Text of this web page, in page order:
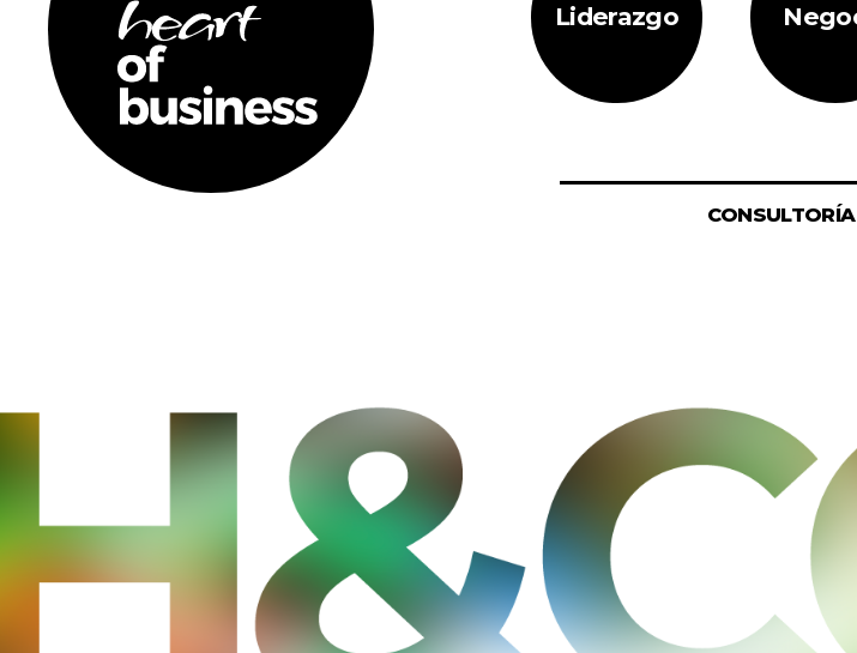
Liderazgo
CONSULTORÍA